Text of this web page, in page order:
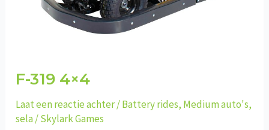
F-319 4×4
Laat een reactie achter/Battery rides, Medium auto's,
sela/Skylark Games